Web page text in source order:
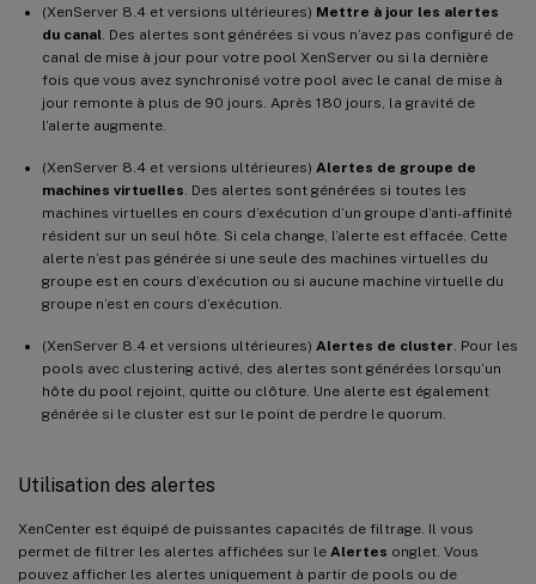
(XenServer 8.4 et versions ultérieures) Mettre à jour les alertes
du canal . Des alertes sont générées si vous n’avez pas configuré de
canal de mise à jour pour votre pool XenServer ou si la dernière
fois que vous avez synchronisé votre pool avec le canal de mise à
jour remonte à plus de 90 jours. Après 180 jours, la gravité de
l’alerte augmente.
(XenServer 8.4 et versions ultérieures) Alertes de groupe de
machines virtuelles . Des alertes sont générées si toutes les
machines virtuelles en cours d’exécution d’un groupe d’anti-affinité
résident sur un seul hôte. Si cela change, l’alerte est effacée. Cette
alerte n’est pas générée si une seule des machines virtuelles du
groupe est en cours d’exécution ou si aucune machine virtuelle du
groupe n’est en cours d’exécution.
(XenServer 8.4 et versions ultérieures) Alertes de cluster . Pour les
pools avec clustering activé, des alertes sont générées lorsqu’un
hôte du pool rejoint, quitte ou clôture. Une alerte est également
générée si le cluster est sur le point de perdre le quorum.
Utilisation des alertes
XenCenter est équipé de puissantes capacités de filtrage. Il vous
permet de filtrer les alertes affichées sur le Alertes onglet. Vous
pouvez afficher les alertes uniquement à partir de pools ou de